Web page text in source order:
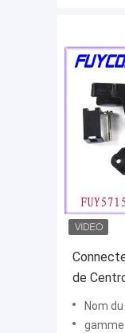
de
Nom du
gamme